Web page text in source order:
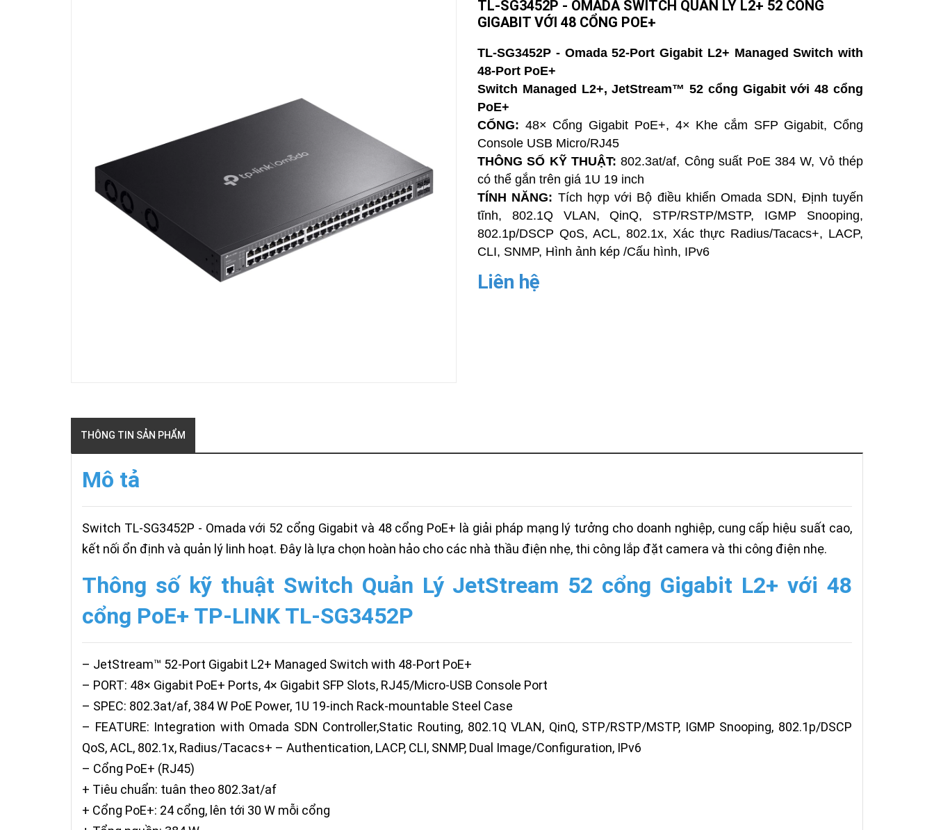
CAMERA
ĐỘNG
Camera
Hikvision
Camera
Tiandy
THIẾT
BỊ
HỌP
TRỰC
TUYẾN
Maxhub
Màn
hình
MAXHUB
M27
THIẾT
THÔNG
MINH
Faster
HUAWEI
TL-SG3452P - OMADA SWITCH QUẢN LÝ L2+ 52 CỔNG
GIGABIT VỚI 48 CỔNG POE+
TL-SG3452P - Omada 52-Port Gigabit L2+ Managed Switch with
48-Port PoE+
Switch Managed L2+, JetStream™ 52 cổng Gigabit với 48 cổng
PoE+
CỔNG: 48× Cổng Gigabit PoE+, 4× Khe cắm SFP Gigabit, Cổng
Console USB Micro/RJ45
THÔNG SỐ KỸ THUẬT: 802.3at/af, Công suất PoE 384 W, Vỏ thép
có thể gắn trên giá 1U 19 inch
TÍNH NĂNG: Tích hợp với Bộ điều khiển Omada SDN, Định tuyến
tĩnh, 802.1Q VLAN, QinQ, STP/RSTP/MSTP, IGMP Snooping,
802.1p/DSCP QoS, ACL, 802.1x, Xác thực Radius/Tacacs+, LACP,
CLI, SNMP, Hình ảnh kép /Cấu hình, IPv6
Liên hệ
THÔNG TIN SẢN PHẨM
Mô tả
Switch TL-SG3452P - Omada với 52 cổng Gigabit và 48 cổng PoE+ là giải pháp mạng lý tưởng cho doanh nghiệp, cung cấp hiệu suất cao,
kết nối ổn định và quản lý linh hoạt. Đây là lựa chọn hoàn hảo cho các nhà thầu điện nhẹ, thi công lắp đặt camera và thi công điện nhẹ.
Thông số kỹ thuật Switch Quản Lý JetStream 52 cổng Gigabit L2+ với 48
cổng PoE+ TP-LINK TL-SG3452P
– JetStream™ 52-Port Gigabit L2+ Managed Switch with 48-Port PoE+
– PORT: 48× Gigabit PoE+ Ports, 4× Gigabit SFP Slots, RJ45/Micro-USB Console Port
– SPEC: 802.3at/af, 384 W PoE Power, 1U 19-inch Rack-mountable Steel Case
– FEATURE: Integration with Omada SDN Controller,Static Routing, 802.1Q VLAN, QinQ, STP/RSTP/MSTP, IGMP Snooping, 802.1p/DSCP
QoS, ACL, 802.1x, Radius/Tacacs+ – Authentication, LACP, CLI, SNMP, Dual Image/Configuration, IPv6
– Cổng PoE+ (RJ45)
+ Tiêu chuẩn: tuân theo 802.3at/af
+ Cổng PoE+: 24 cổng, lên tới 30 W mỗi cổng